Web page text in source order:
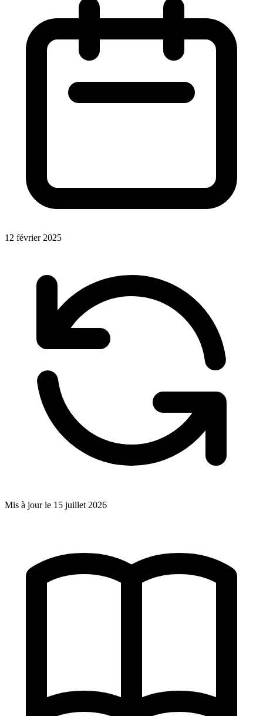
12 février 2025
Mis à jour le 15 juillet 2026